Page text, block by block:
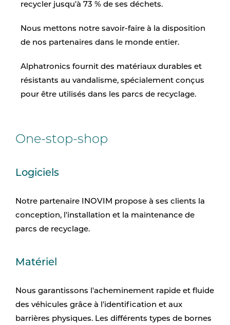
recycler jusqu'à 73 % de ses déchets.
Nous mettons notre savoir-faire à la disposition
de nos partenaires dans le monde entier.
Alphatronics fournit des matériaux durables et
résistants au vandalisme, spécialement conçus
pour être utilisés dans les parcs de recyclage.
One-stop-shop
Logiciels
Notre partenaire INOVIM propose à ses clients la
conception, l'installation et la maintenance de
parcs de recyclage.
Matériel
Nous garantissons l'acheminement rapide et fluide
des véhicules grâce à l'identification et aux
barrières physiques. Les différents types de bornes